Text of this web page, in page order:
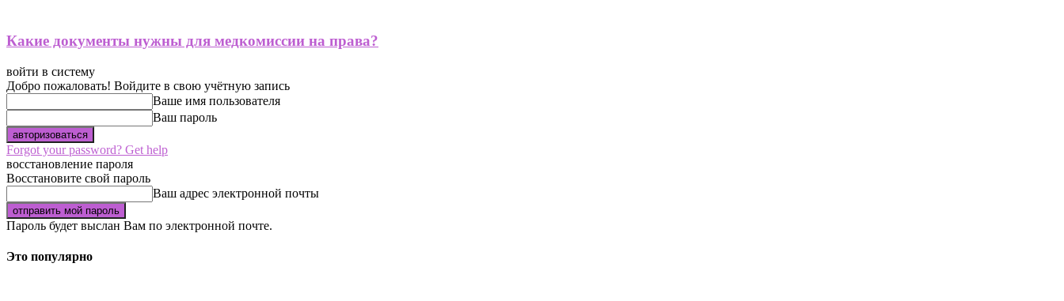
Какие документы нужны для медкомиссии на права?
войти в систему
Добро пожаловать! Войдите в свою учётную запись
Ваше имя пользователя
Ваш пароль
Forgot your password? Get help
восстановление пароля
Восстановите свой пароль
Ваш адрес электронной почты
Пароль будет выслан Вам по электронной почте.
Это популярно